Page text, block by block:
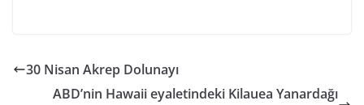
30 Nisan Akrep Dolunayı
ABD’nin Hawaii eyaletindeki Kilauea Yanardağı